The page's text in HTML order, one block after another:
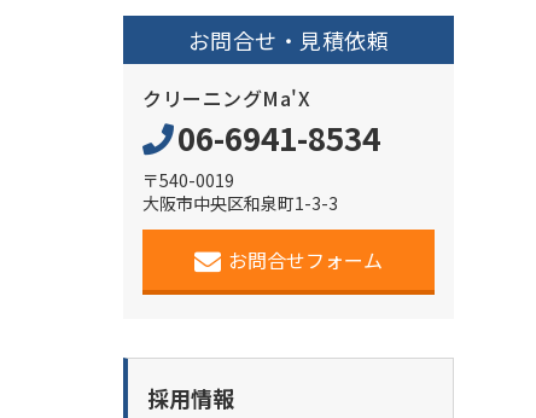
お問合せ・見積依頼
クリーニングMa'X
06-6941-8534
〒540-0019
大阪市中央区和泉町1-3-3
お問合せフォーム
採用情報